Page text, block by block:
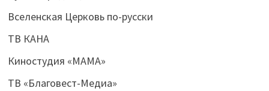
Вселенская Церковь по-русски
ТВ КАНА
Киностудия «МАМА»
ТВ «Благовест-Медиа»